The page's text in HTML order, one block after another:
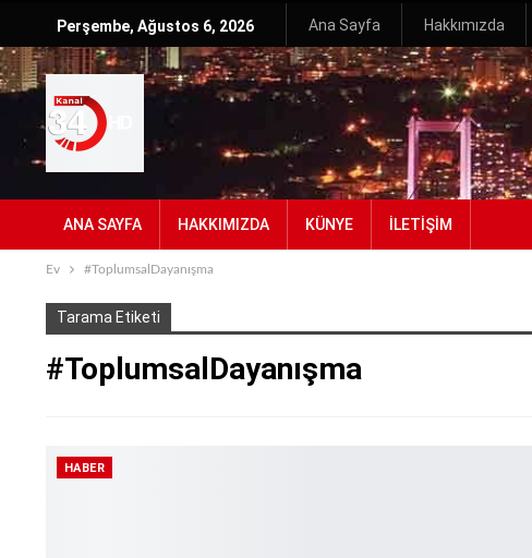
Perşembe, Ağustos 6, 2026 Ana Sayfa Hakkımızda
ANA SAYFA HAKKIMIZDA KÜNYE İLETIŞIM
Ev #ToplumsalDayanışma
Tarama Etiketi
#ToplumsalDayanışma
HABER